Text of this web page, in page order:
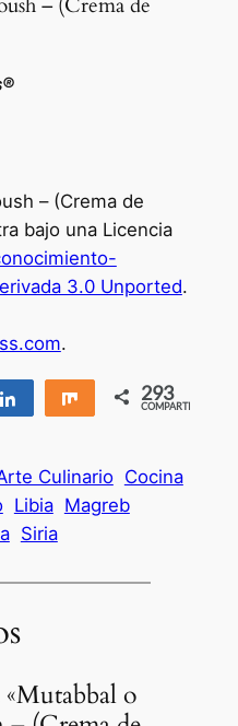
– (Crema de
– (Crema de
bajo una Licencia
3.0 Unported.
.
Compartir Compartir
293
COMPARTIR
Culinario Cocina
Libia Magreb
Siria
«Mutabbal o